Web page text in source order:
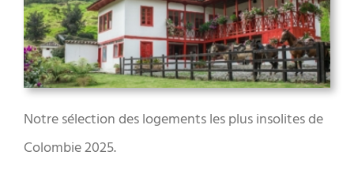
Notre sélection des logements les plus insolites de
Colombie 2025.